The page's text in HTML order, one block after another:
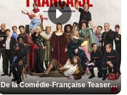
De la Comédie-Française Teaser VF